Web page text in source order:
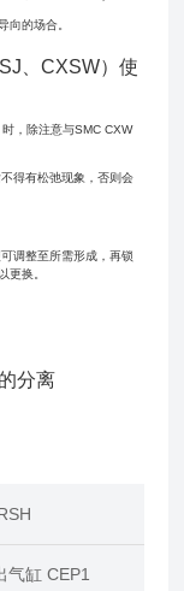
向的场合。
、CXSW）使
，除注意与SMC CXW
得有松弛现象，否则会
调整至所需形成，再锁
更换。
分离
气缸 CEP1